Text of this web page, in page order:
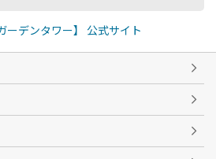
ーデンタワー】 公式サイト